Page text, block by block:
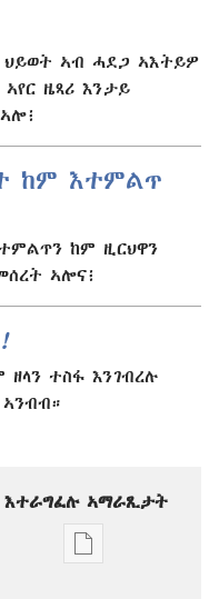
ህይወት ኣብ ሓደጋ ኣእትይዎ
ዜጻሪ እንታይ
ከም እተምልጥ
ከም ዚርህዋን
ኣሎና፧
ተስፋ እንገብረሉ
እተራግፈሉ ኣማራጺታት
ዲጂታዊ